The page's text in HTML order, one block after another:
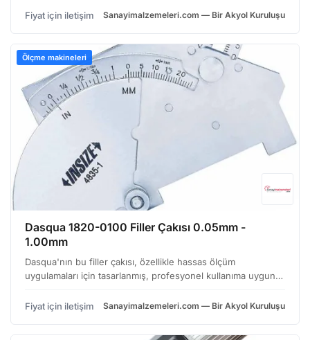
Özellikle kalınlık ölçerler'in (mikrometreler)…
Fiyat için iletişim Sanayimalzemeleri.com — Bir Akyol Kuruluşu
Ölçme makineleri
Dasqua 1820-0100 Filler Çakısı 0.05mm -
1.00mm
Dasqua'nın bu filler çakısı, özellikle hassas ölçüm
uygulamaları için tasarlanmış, profesyonel kullanıma uygun
benzeri alanlarda, milimetrenin onda birinden bir…
Fiyat için iletişim Sanayimalzemeleri.com — Bir Akyol Kuruluşu